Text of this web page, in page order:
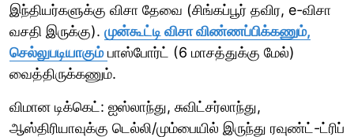
இந்தியர்களுக்கு விசா தேவை (சிங்கப்பூர் தவிர, e-விசா
வசதி இருக்கு). முன்கூட்டி விசா விண்ணப்பிக்கணும்,
செல்லுபடியாகும் பாஸ்போர்ட் (6 மாசத்துக்கு மேல்)
வைத்திருக்கணும்.
விமான டிக்கெட்: ஐஸ்லாந்து, சுவிட்சர்லாந்து,
ஆஸ்திரியாவுக்கு டெல்லி/மும்பையில் இருந்து ரவுண்ட்-ட்ரிப்